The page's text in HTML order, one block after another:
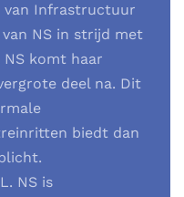
van Infrastructuur
NS in strijd met
NS komt haar
deel na. Dit
biedt dan
NS is